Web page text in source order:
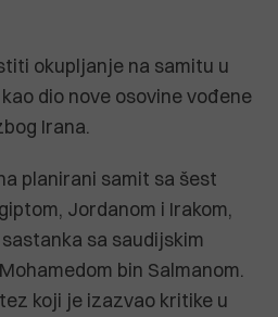
okupljanje na samitu u
dio nove osovine vođene
Irana.
planirani samit sa šest
Jordanom i Irakom,
sa saudijskim
bin Salmanom.
koji je izazvao kritike u